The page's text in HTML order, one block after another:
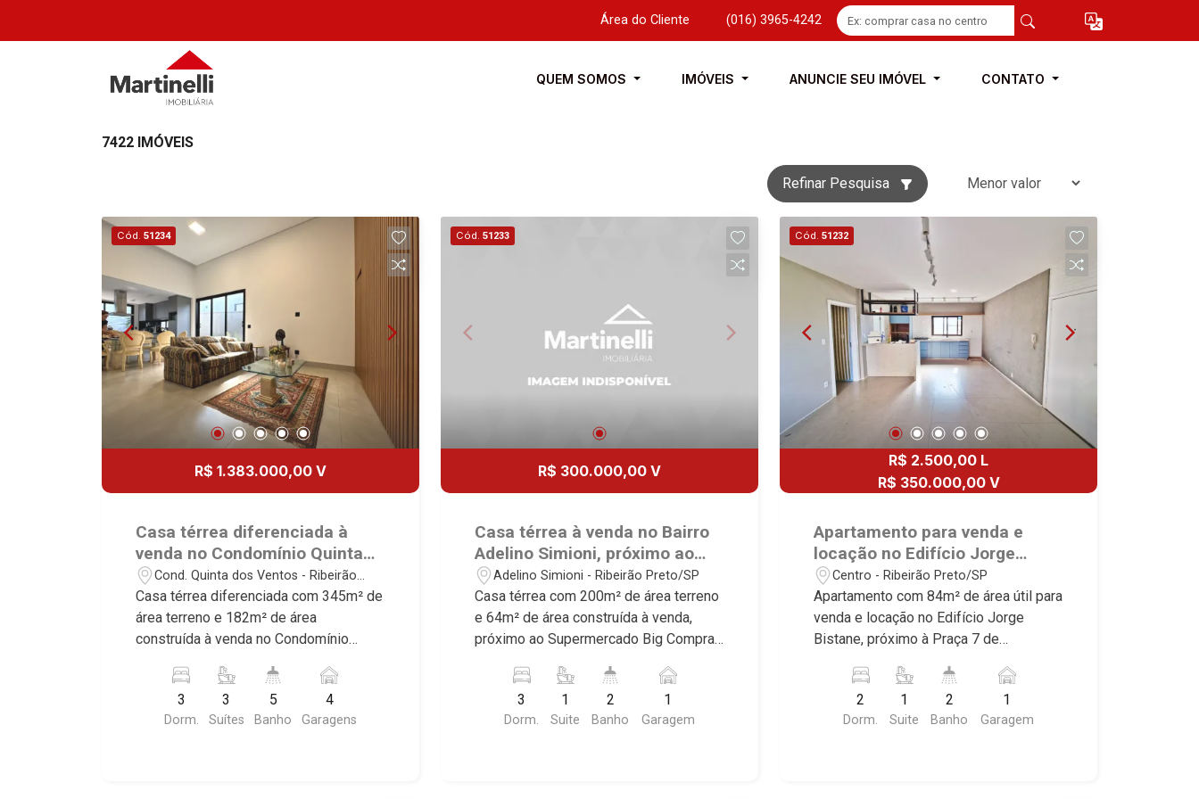
Área do Cliente (016) 3965-4242
QUEM SOMOS IMÓVEIS ANUNCIE SEU IMÓVEL CONTATO
7422 IMÓVEIS
Refinar Pesquisa
Cód. 51234
R$ 1.383.000,00 V
Casa térrea diferenciada à
venda no Condomínio Quinta
dos Ventos, próximo ao
Shopping Iguatemi - Ribeirão
Preto/SP.
Cond. Quinta dos Ventos - Ribeirão
Preto/SP
Casa térrea diferenciada com 345m² de
área terreno e 182m² de área
construída à venda no Condomínio
Shopping Iguatemi - Bairro Cond. Quinta
Dos Ventos, Ribeirão Preto/SP.
Conheça as características deste
3
Dorm.
3
Suítes
5
Banho
4
Garagens
Cód. 51233
R$ 300.000,00 V
Casa térrea à venda no Bairro
Adelino Simioni, próximo ao
Supermercado Big Compra -
Ribeirão Preto/SP.
Adelino Simioni - Ribeirão Preto/SP
Casa térrea com 200m² de área terreno
e 64m² de área construída à venda,
próximo ao Supermercado Big Compra -
Preto/SP. Conheça as características
deste imóvel que a Martinelli
Imobiliária selecionou para você: -
3
Dorm.
1
Suite
2
Banho
1
Garagem
Cód. 51232
R$ 2.500,00 L
R$ 350.000,00 V
Apartamento para venda e
locação no Edifício Jorge
Bistane, próximo à Praça 7 de
Setembro - Ribeirão Preto/SP.
Centro - Ribeirão Preto/SP
Apartamento com 84m² de área útil para
venda e locação no Edifício Jorge
Bistane, próximo à Praça 7 de
Preto/SP. Conheça as características
deste imóvel que a Martinelli
Imobiliária selecionou para você: -
2
Dorm.
1
Suite
2
Banho
1
Garagem